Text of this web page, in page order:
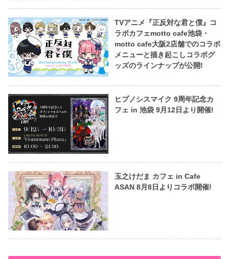
TVアニメ『正反対な君と僕』コ
ラボカフェmotto cafe池袋・
motto cafe大阪2店舗でのコラボ
メニューと描き起こしコラボグ
ッズのラインナップが公開!
ヒプノシスマイク 9周年記念カ
フェ in 池袋 9月12日より開催!
玉之けだま カフェ in Cafe
ASAN 8月8日よりコラボ開催!